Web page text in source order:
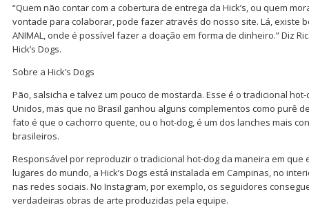
“Quem não contar com a cobertura de entrega da Hick’s, ou quem
vontade para colaborar, pode fazer através do nosso site. Lá, existe
ANIMAL, onde é possível fazer a doação em forma de dinheiro.” Diz
Hick’s Dogs.
Sobre a Hick’s Dogs
Pão, salsicha e talvez um pouco de mostarda. Esse é o tradicional
Unidos, mas que no Brasil ganhou alguns complementos como purê
fato é que o cachorro quente, ou o hot-dog, é um dos lanches mais
brasileiros.
Responsável por reproduzir o tradicional hot-dog da maneira em que
lugares do mundo, a Hick’s Dogs está instalada em Campinas, no
nas redes sociais. No Instagram, por exemplo, os seguidores
verdadeiras obras de arte produzidas pela equipe.